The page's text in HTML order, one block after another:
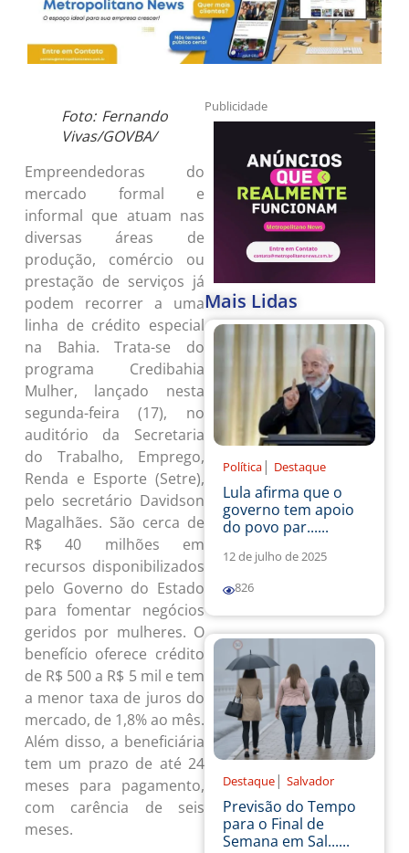
Foto: Fernando
Vivas/GOVBA/
Empreendedoras do
mercado formal e
informal que atuam nas
diversas áreas de
produção, comércio ou
prestação de serviços já
podem recorrer a uma
linha de crédito especial
na Bahia. Trata-se do
programa Credibahia
Mulher, lançado nesta
segunda-feira (17), no
auditório da Secretaria
do Trabalho, Emprego,
Renda e Esporte (Setre),
pelo secretário Davidson
Magalhães. São cerca de
R$ 40 milhões em
recursos disponibilizados
pelo Governo do Estado
para fomentar negócios
geridos por mulheres. O
benefício oferece crédito
de R$ 500 a R$ 5 mil e tem
a menor taxa de juros do
mercado, de 1,8% ao mês.
Além disso, a beneficiária
tem um prazo de até 24
meses para pagamento,
com carência de seis
meses.
Publicidade
Mais Lidas
Política | Destaque
Lula afirma que o
governo tem apoio
do povo par......
12 de julho de 2025
826
Destaque | Salvador
Previsão do Tempo
para o Final de
Semana em Sal......